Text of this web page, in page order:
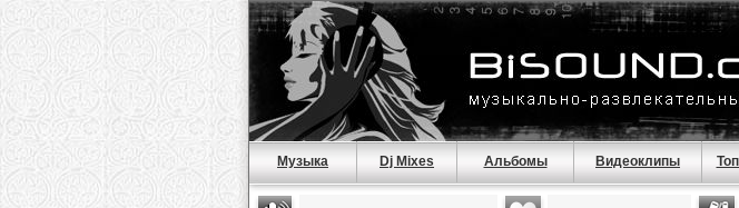
Музыка Dj Mixes Альбомы Видеоклипы